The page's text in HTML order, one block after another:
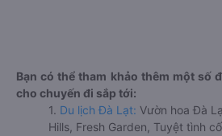
Bạn có thể tham khảo thêm một số
cho chuyến đi sắp tới:
1. Du lịch Đà Lạt: Vườn hoa Đà
Hills, Fresh Garden, Tuyệt tình